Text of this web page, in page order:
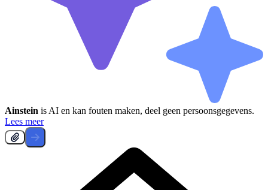
Ainstein is AI en kan fouten maken, deel geen persoonsgegevens.
Lees meer